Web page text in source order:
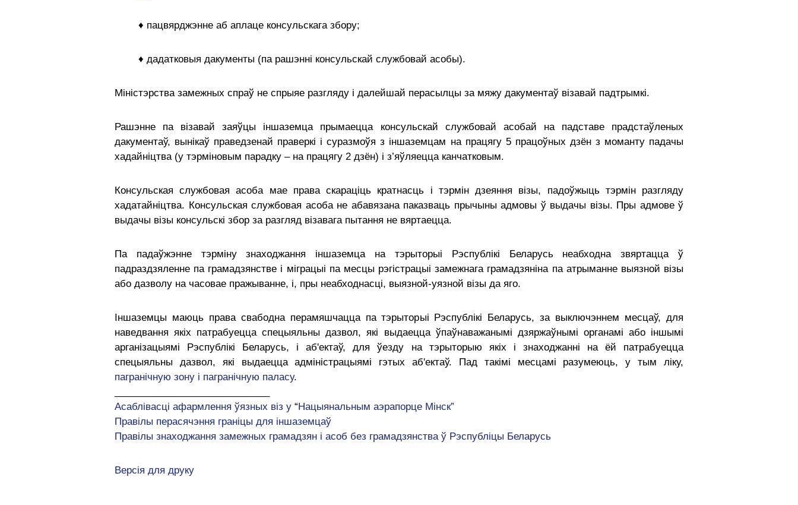
♦ пацвярджэнне аб аплаце консульскага збору;
♦ дадатковыя дакументы (па рашэнні консульскай службовай асобы).
Міністэрства замежных спраў не спрыяе разгляду і далейшай перасылцы за мяжу дакументаў візавай падтрымкі.
Рашэнне па візавай заяўцы іншаземца прымаецца консульскай службовай асобай на падставе прадстаўленых
дакументаў, вынікаў праведзенай праверкі і суразмоўя з іншаземцам на працягу 5 працоўных дзён з моманту падачы
хадайніцтва (у тэрміновым парадку – на працягу 2 дзён) і з’яўляецца канчатковым.
Консульская службовая асоба мае права скараціць кратнасць і тэрмін дзеяння візы, падоўжыць тэрмін разгляду
хадатайніцтва. Консульская службовая асоба не абавязана паказваць прычыны адмовы ў выдачы візы. Пры адмове ў
выдачы візы консульскі збор за разгляд візавага пытання не вяртаецца.
Па падаўжэнне тэрміну знаходжання іншаземца на тэрыторыі Рэспублікі Беларусь неабходна звяртацца ў
падраздзяленне па грамадзянстве і міграцыі па месцы рэгістрацыі замежнага грамадзяніна па атрыманне выязной візы
або дазволу на часовае пражыванне, і, пры неабходнасці, выязной-уязной візы да яго.
Іншаземцы маюць права свабодна перамяшчацца па тэрыторыі Рэспублікі Беларусь, за выключэннем месцаў, для
наведвання якіх патрабуецца спецыяльны дазвол, які выдаецца ўпаўнаважанымі дзяржаўнымі органамі або іншымі
арганізацыямі Рэспублікі Беларусь, і аб'ектаў, для ўезду на тэрыторыю якіх і знаходжанні на ёй патрабуецца
спецыяльны дазвол, які выдаецца адміністрацыямі гэтых аб'ектаў. Пад такімі месцамі разумеюць, у тым ліку,
пагранічную зону і пагранічную паласу.
Асаблівасці афармлення ўязных віз у “Нацыянальным аэрапорце Мінск”
Правілы перасячэння граніцы для іншаземцаў
Правілы знаходжання замежных грамадзян і асоб без грамадзянства ў Рэспубліцы Беларусь
Версія для друку